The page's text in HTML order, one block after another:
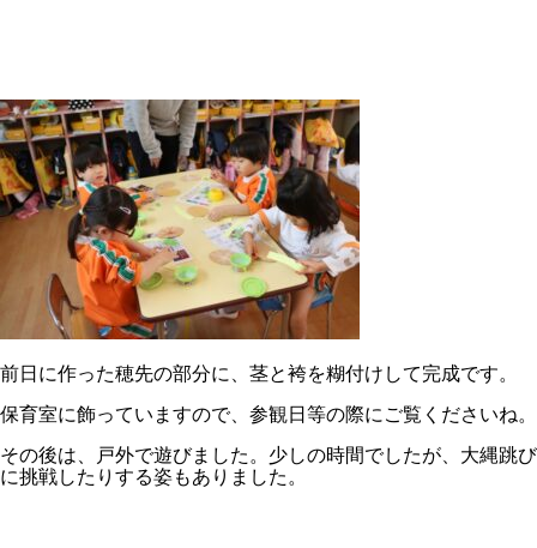
前日に作った穂先の部分に、茎と袴を糊付けして完成です。
保育室に飾っていますので、参観日等の際にご覧くださいね。
その後は、戸外で遊びました。少しの時間でしたが、大縄跳び
に挑戦したりする姿もありました。